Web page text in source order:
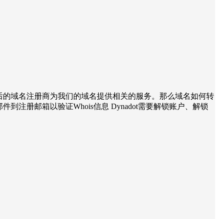
域名注册商为我们的域名提供相关的服务。那么域名如何转
到注册邮箱以验证Whois信息 Dynadot需要解锁账户、解锁